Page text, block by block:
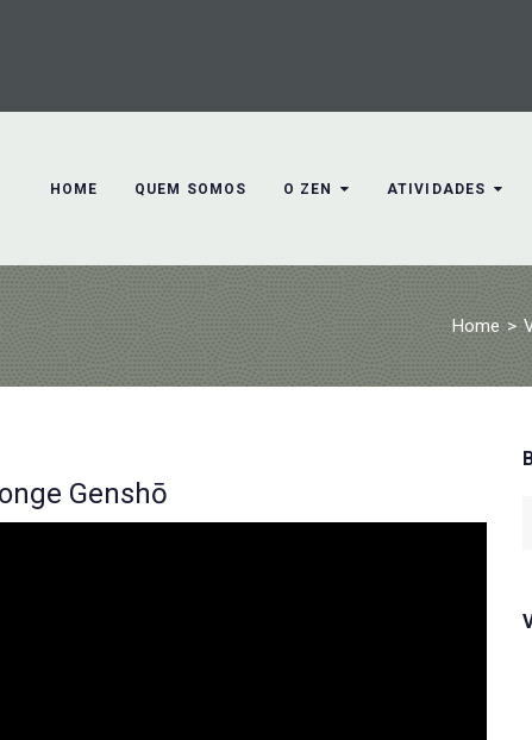
HOME QUEM SOMOS O ZEN ATIVIDADES
Home >
Genshō